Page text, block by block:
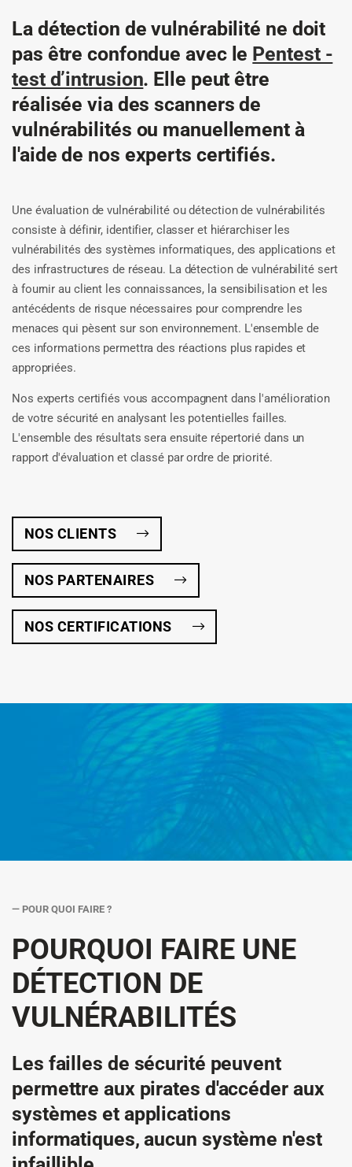
La détection de vulnérabilité ne doit
pas être confondue avec le Pentest -
test d’intrusion. Elle peut être
réalisée via des scanners de
vulnérabilités ou manuellement à
l'aide de nos experts certifiés.
Une évaluation de vulnérabilité ou détection de vulnérabilités
consiste à définir, identifier, classer et hiérarchiser les
vulnérabilités des systèmes informatiques, des applications et
des infrastructures de réseau. La détection de vulnérabilité sert
à fournir au client les connaissances, la sensibilisation et les
antécédents de risque nécessaires pour comprendre les
menaces qui pèsent sur son environnement. L'ensemble de
ces informations permettra des réactions plus rapides et
appropriées.
Nos experts certifiés vous accompagnent dans l'amélioration
de votre sécurité en analysant les potentielles failles.
L'ensemble des résultats sera ensuite répertorié dans un
rapport d'évaluation et classé par ordre de priorité.
NOS CLIENTS
NOS PARTENAIRES
NOS CERTIFICATIONS
— POUR QUOI FAIRE ?
POURQUOI FAIRE UNE
DÉTECTION DE
VULNÉRABILITÉS
Les failles de sécurité peuvent
permettre aux pirates d'accéder aux
systèmes et applications
informatiques, aucun système n'est